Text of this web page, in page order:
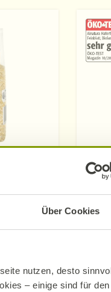
Über Cookies
nutzen, desto
– einige sind für